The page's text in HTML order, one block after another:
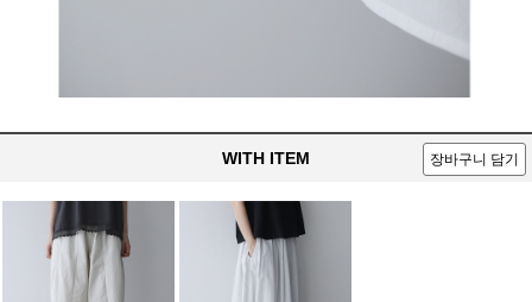
WITH ITEM 장바구니 담기